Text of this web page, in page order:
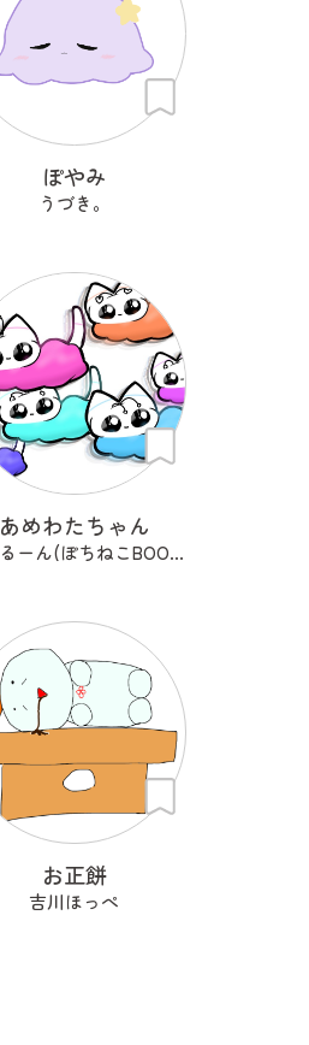
ぽやみ
うづき。
あめわたちゃん
はるるーん(ぽちねこBOOKS)
お正餅
吉川ほっぺ